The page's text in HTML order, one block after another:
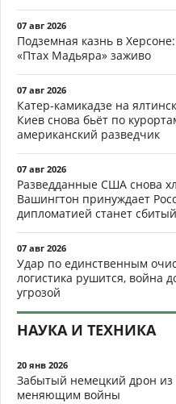
07 авг 2026
Подземная казнь в
«Птах Мадьяра» заживо
07 авг 2026
Катер-камикадзе на
Киев снова бьёт по
американский разведчик
07 авг 2026
Разведданные США снова
Вашингтон принуждает
дипломатией станет
07 авг 2026
Удар по единственным
логистика рушится, война
угрозой
НАУКА И ТЕХНИКА
20 янв 2026
Забытый немецкий дрон из
меняющим войны